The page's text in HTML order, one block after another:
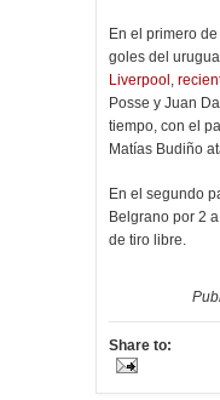
En el primero
goles del
Liverpool ,
Posse y Juan
tiempo, con el
Matías Budiño
En el segundo
Belgrano por 2
de tiro libre.
Share to: